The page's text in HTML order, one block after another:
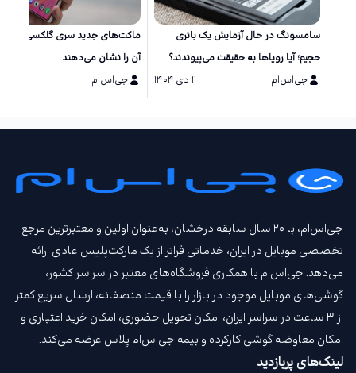
سامسونگ در حال آزمایش یک باتری
حجیم؛ آیا رویاها به حقیقت می‌پیوندند؟
جی‌اس‌ام
۱۱ دی ۱۴۰۴
آن را نشان می‌دهند
جی‌اس‌ام
جی‌اس‌ام، با ۲۰ سال سابقه درخشان، به‌عنوان اولین و معتبرترین مرجع
تخصصی موبایل در ایران، خدماتی فراتر از یک مارکت‌پلیس عادی ارائه
می‌دهد. جی‌اس‌ام با همکاری فروشگاه‌های معتبر در سراسر کشور،
گوشی‌های موبایل موجود در بازار را با قیمت‌ منصفانه، ارسال سریع کمتر
از ۳ ساعت در سراسر ایران، امکان تحویل حضوری، امکان خرید اعتباری و
امکان معاوضه گوشی کارکرده و بیمه جی‌اس‌ام‌ پلاس عرضه می‌کند.
لینک‌های پربازدید